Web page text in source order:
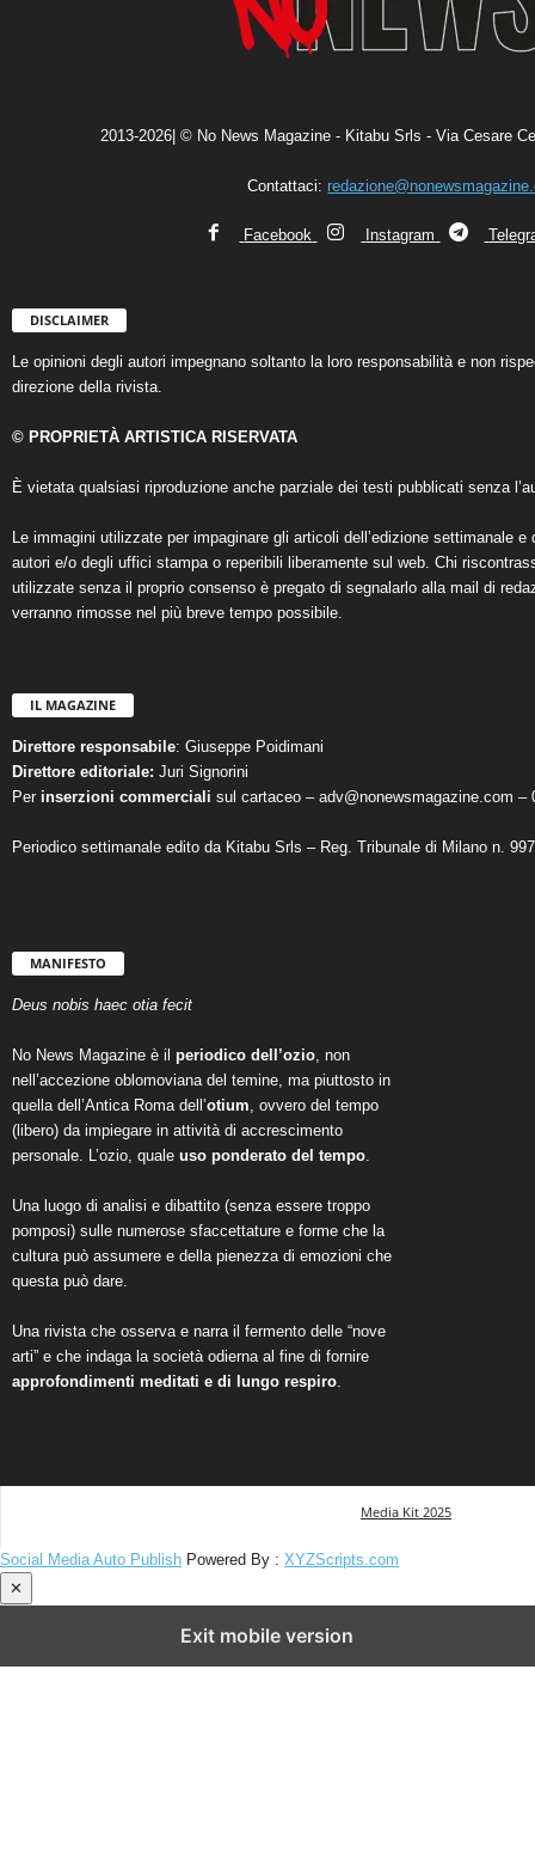
2013-2026| © No News Magazine - Kitabu Srls - Via Cesare
Contattaci:
Facebook Instagram
DISCLAIMER
Le opinioni degli autori impegnano soltanto la loro responsabilità e non
direzione della rivista.
© PROPRIETÀ ARTISTICA RISERVATA
È vietata qualsiasi riproduzione anche parziale dei testi pubblicati senza
Le immagini utilizzate per impaginare gli articoli dell’edizione settimanale
autori e/o degli uffici stampa o reperibili liberamente sul web. Chi
utilizzate senza il proprio consenso è pregato di segnalarlo alla mail di
verranno rimosse nel più breve tempo possibile.
IL MAGAZINE
Direttore responsabile: Giuseppe Poidimani
Direttore editoriale: Juri Signorini
Per inserzioni commerciali sul cartaceo – adv@nonewsmagazine.com –
Periodico settimanale edito da Kitabu Srls – Reg. Tribunale di Milano n.
MANIFESTO
Deus nobis haec otia fecit
No News Magazine è il periodico dell’ozio, non
nell’accezione oblomoviana del temine, ma piuttosto in
quella dell’Antica Roma dell’otium, ovvero del tempo
(libero) da impiegare in attività di accrescimento
personale. L’ozio, quale uso ponderato del tempo.
Una luogo di analisi e dibattito (senza essere troppo
pomposi) sulle numerose sfaccettature e forme che la
cultura può assumere e della pienezza di emozioni che
questa può dare.
Una rivista che osserva e narra il fermento delle “nove
arti” e che indaga la società odierna al fine di fornire
approfondimenti meditati e di lungo respiro.
Media Kit 2025
Social Media Auto Publish Powered By : XYZScripts.com
✕
Exit mobile version